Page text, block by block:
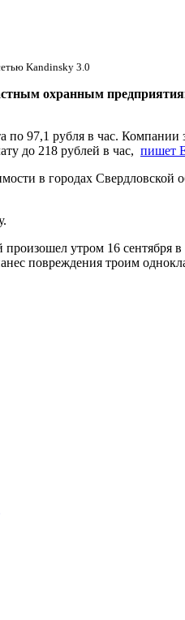
Kandinsky 3.0
охранным
97,1 рубля в час. Компании
до 218 рублей в час, пишет
в городах Свердловской
утром 16 сентября
повреждения троим